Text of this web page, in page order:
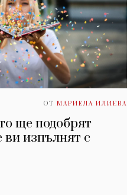
ОТМАРИЕЛА ИЛИЕВА
ще подобрят
изпълнят с